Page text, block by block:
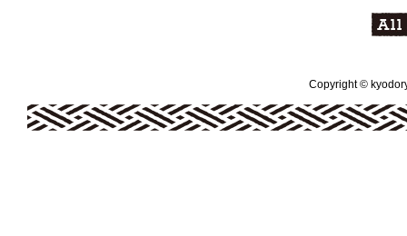
Copyright ©